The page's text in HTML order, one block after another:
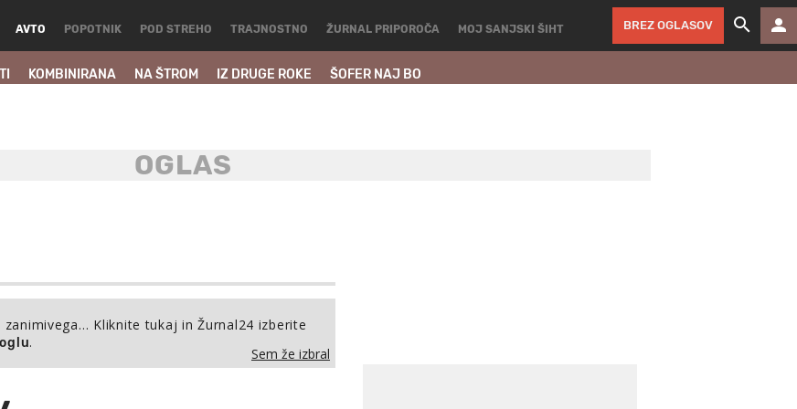
AVTO
KOMBINIRANA NA ŠTROM IZ DRUGE ROKE ŠOFER NAJ BO
POPOTNIK POD STREHO TRAJNOSTNO ŽURNAL PRIPOROČA MOJ SANJSKI ŠIHT BREZ OGLASOV
Kliknite tukaj in Žurnal24 izberite
.
Sem že izbral